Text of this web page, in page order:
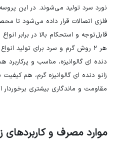
نورد سرد تولید می‌شوند. در این
فلزی اتصالات قرار داده می‌شود تا
قابل‌توجه و استحکام بالا در برابر
هر ۲ روش گرم و سرد برای تولید
دنده ای گالوانیزه، مناسب و پرکاربرد
زانو دنده ای گالوانیزه گرم، هم کیفیت
مقاومت و ماندگاری بیشتری
موارد مصرف و کاربردهای